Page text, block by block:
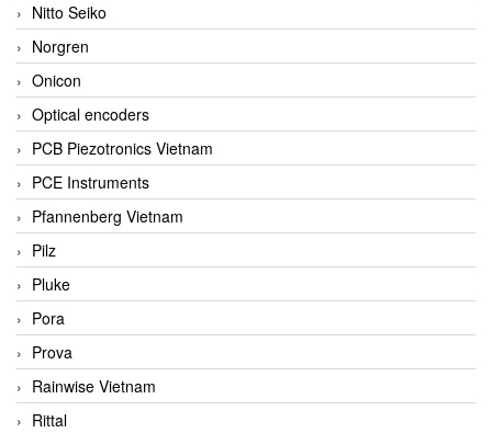
Nitto Seiko
Norgren
Onicon
Optical encoders
PCB Piezotronics Vietnam
PCE Instruments
Pfannenberg Vietnam
Pilz
Pluke
Pora
Prova
Rainwise Vietnam
Rittal